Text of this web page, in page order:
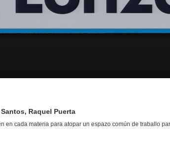
Raquel Puerta
en cada materia para atopar un espazo común de traballo